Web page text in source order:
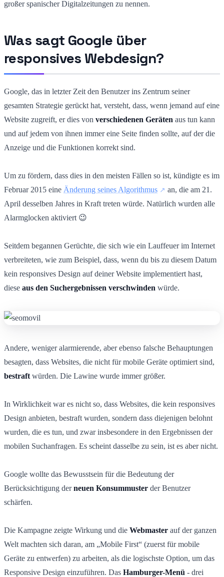
großer spanischer Digitalzeitungen zu nennen.
Was sagt Google über
responsives Webdesign?
Google, das in letzter Zeit den Benutzer ins Zentrum seiner
gesamten Strategie gerückt hat, versteht, dass, wenn jemand auf eine
Website zugreift, er dies von verschiedenen Geräten aus tun kann
und auf jedem von ihnen immer eine Seite finden sollte, auf der die
Anzeige und die Funktionen korrekt sind.
Um zu fördern, dass dies in den meisten Fällen so ist, kündigte es im
Februar 2015 eine Änderung seines Algorithmus
an, die am 21.
April desselben Jahres in Kraft treten würde. Natürlich wurden alle
Alarmglocken aktiviert 😉
Seitdem begannen Gerüchte, die sich wie ein Lauffeuer im Internet
verbreiteten, wie zum Beispiel, dass, wenn du bis zu diesem Datum
kein responsives Design auf deiner Website implementiert hast,
diese aus den Suchergebnissen verschwinden würde.
Andere, weniger alarmierende, aber ebenso falsche Behauptungen
besagten, dass Websites, die nicht für mobile Geräte optimiert sind,
bestraft würden. Die Lawine wurde immer größer.
In Wirklichkeit war es nicht so, dass Websites, die kein responsives
Design anbieten, bestraft wurden, sondern dass diejenigen belohnt
wurden, die es tun, und zwar insbesondere in den Ergebnissen der
mobilen Suchanfragen. Es scheint dasselbe zu sein, ist es aber nicht.
Google wollte das Bewusstsein für die Bedeutung der
Berücksichtigung derneuen Konsummuster der Benutzer
schärfen.
Die Kampagne zeigte Wirkung und die Webmaster auf der ganzen
Welt machten sich daran, am „Mobile First“ (zuerst für mobile
Geräte zu entwerfen) zu arbeiten, als die logischste Option, um das
Responsive Design einzuführen. Das Hamburger-Menü - drei